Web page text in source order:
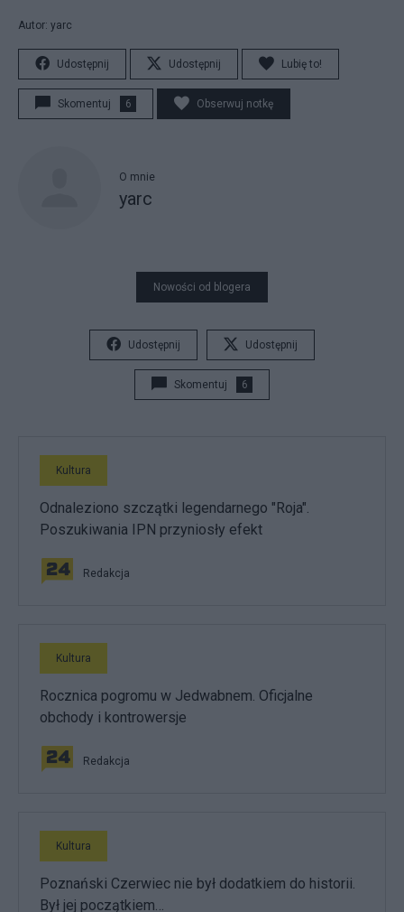
Autor: yarc
Udostępnij Udostępnij Lubię to!
Skomentuj 6 Obserwuj notkę
O mnie
yarc
Nowości od blogera
Udostępnij Udostępnij
Skomentuj 6
Kultura
Odnaleziono szczątki legendarnego "Roja".
Poszukiwania IPN przyniosły efekt
Redakcja
Kultura
Rocznica pogromu w Jedwabnem. Oficjalne
obchody i kontrowersje
Redakcja
Kultura
Poznański Czerwiec nie był dodatkiem do historii.
Był jej początkiem…